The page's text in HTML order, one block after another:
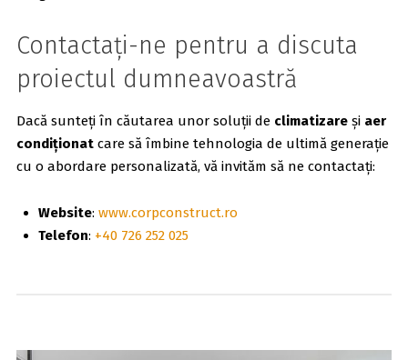
Contactați-ne pentru a discuta
proiectul dumneavoastră
Dacă sunteți în căutarea unor soluții de climatizareși aer
condiționatcare să îmbine tehnologia de ultimă generație
cu o abordare personalizată, vă invităm să ne contactați:
Website: www.corpconstruct.ro
Telefon: +40 726 252 025